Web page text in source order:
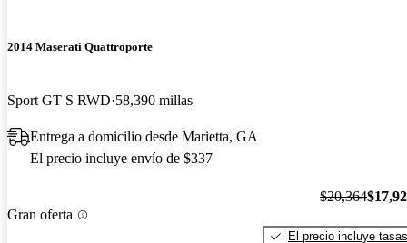
2014 Maserati Quattroporte
Sport GT S RWD 58,390 millas
Entrega a domicilio desde Marietta, GA
El precio incluye envío de $337
Gran oferta
$20,364
El precio incluye tasas